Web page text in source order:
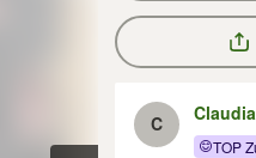
C Claudia
TOP